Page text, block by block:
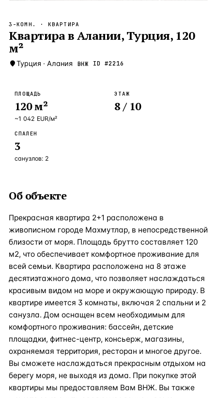
Новороссийск — Локация Россия · 2
Стамбул
Анталия
ЧАСТО ИЩУТ
Турция Кипр
3-КОМН. · КВАРТИРА
Квартира в Алании, Турция, 120
м²
Турция · Алания ВНЖ ID #2216
ПЛОЩАДЬ
120м²
~1 042 EUR/м²
ЭТАЖ
8/ 10
СПАЛЕН
3
санузлов: 2
Об объекте
Прекрасная квартира 2+1 расположена в
живописном городе Махмутлар, в непосредственной
близости от моря. Площадь брутто составляет 120
м2, что обеспечивает комфортное проживание для
всей семьи. Квартира расположена на 8 этаже
десятиэтажного дома, что позволяет наслаждаться
красивым видом на море и окружающую природу. В
квартире имеется 3 комнаты, включая 2 спальни и 2
санузла. Дом оснащен всем необходимым для
комфортного проживания: бассейн, детские
площадки, фитнес-центр, консьерж, магазины,
охраняемая территория, ресторан и многое другое.
Вы сможете наслаждаться прекрасным отдыхом на
берегу моря, не выходя из дома. При покупке этой
квартиры мы предоставляем Вам ВНЖ. Вы также